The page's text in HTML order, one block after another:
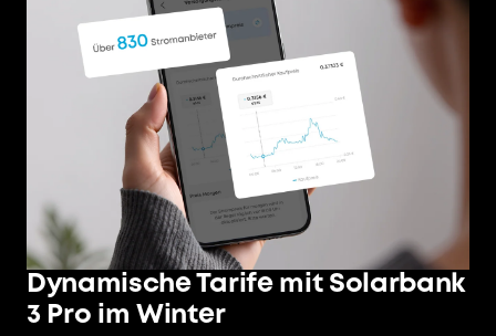
Dynamische Tarife mit Solarbank
3 Pro im Winter